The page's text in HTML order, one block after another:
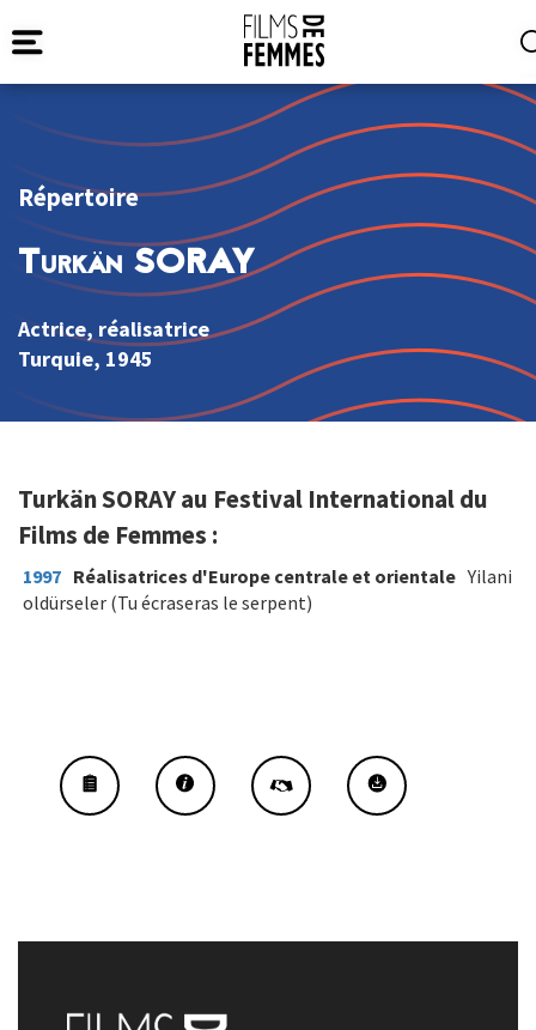
Répertoire
Turkän SORAY
Actrice, réalisatrice
Turquie, 1945
Turkän SORAY au Festival International du
Films de Femmes :
1997 Réalisatrices d'Europe centrale et orientale Yilani
oldürseler (Tu écraseras le serpent)